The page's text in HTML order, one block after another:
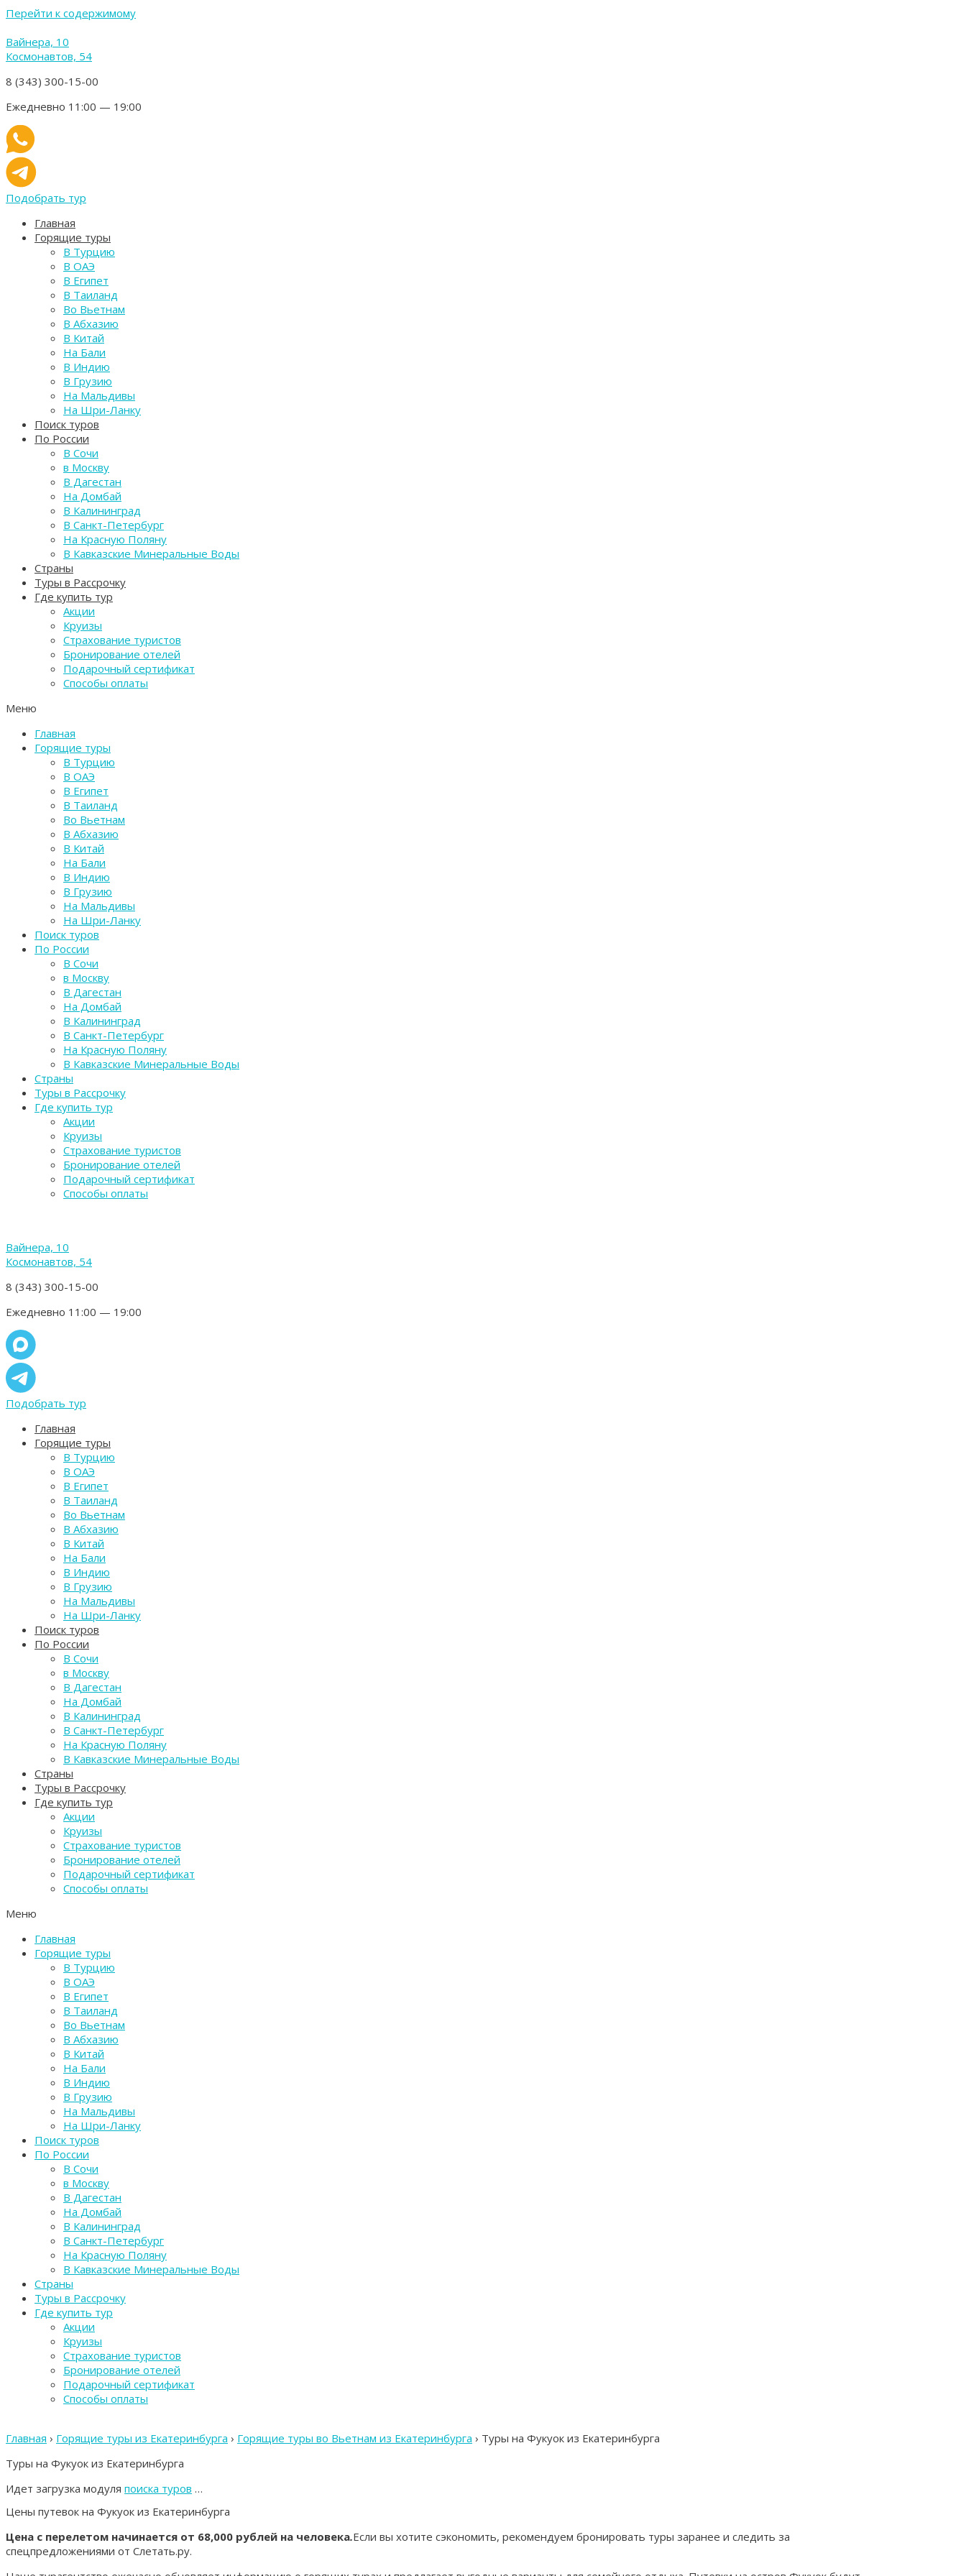
Перейти к содержимому
Вайнера, 10
Космонавтов, 54
8 (343) 300-15-00
Ежедневно 11:00 — 19:00
Подобрать тур
Главная
Горящие туры
В Турцию
В ОАЭ
В Египет
В Таиланд
Во Вьетнам
В Абхазию
В Китай
На Бали
В Индию
В Грузию
На Мальдивы
На Шри-Ланку
Поиск туров
По России
В Сочи
в Москву
В Дагестан
На Домбай
В Калининград
В Санкт-Петербург
На Красную Поляну
В Кавказские Минеральные Воды
Страны
Туры в Рассрочку
Где купить тур
Акции
Круизы
Страхование туристов
Бронирование отелей
Подарочный сертификат
Способы оплаты
Меню
Главная
Горящие туры
В Турцию
В ОАЭ
В Египет
В Таиланд
Во Вьетнам
В Абхазию
В Китай
На Бали
В Индию
В Грузию
На Мальдивы
На Шри-Ланку
Поиск туров
По России
В Сочи
в Москву
В Дагестан
На Домбай
В Калининград
В Санкт-Петербург
На Красную Поляну
В Кавказские Минеральные Воды
Страны
Туры в Рассрочку
Где купить тур
Акции
Круизы
Страхование туристов
Бронирование отелей
Подарочный сертификат
Способы оплаты
Вайнера, 10
Космонавтов, 54
8 (343) 300-15-00
Ежедневно 11:00 — 19:00
Подобрать тур
Главная
Горящие туры
В Турцию
В ОАЭ
В Египет
В Таиланд
Во Вьетнам
В Абхазию
В Китай
На Бали
В Индию
В Грузию
На Мальдивы
На Шри-Ланку
Поиск туров
По России
В Сочи
в Москву
В Дагестан
На Домбай
В Калининград
В Санкт-Петербург
На Красную Поляну
В Кавказские Минеральные Воды
Страны
Туры в Рассрочку
Где купить тур
Акции
Круизы
Страхование туристов
Бронирование отелей
Подарочный сертификат
Способы оплаты
Меню
Главная
Горящие туры
В Турцию
В ОАЭ
В Египет
В Таиланд
Во Вьетнам
В Абхазию
В Китай
На Бали
В Индию
В Грузию
На Мальдивы
На Шри-Ланку
Поиск туров
По России
В Сочи
в Москву
В Дагестан
На Домбай
В Калининград
В Санкт-Петербург
На Красную Поляну
В Кавказские Минеральные Воды
Страны
Туры в Рассрочку
Где купить тур
Акции
Круизы
Страхование туристов
Бронирование отелей
Подарочный сертификат
Способы оплаты
Главная › Горящие туры из Екатеринбурга › Горящие туры во Вьетнам из Екатеринбурга › Туры на Фукуок из Екатеринбурга
Туры на Фукуок из Екатеринбурга
Идет загрузка модуля поиска туров …
Цены путевок на Фукуок из Екатеринбурга
Цена с перелетом начинается от 68,000 рублей на человека.Если вы хотите сэкономить, рекомендуем бронировать туры заранее и следить за
спецпредложениями от Слетать.ру.